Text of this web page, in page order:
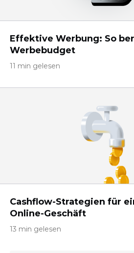
Effektive Werbung: So
Werbebudget
11 min gelesen
Cashflow-Strategien für
Online-Geschäft
13 min gelesen